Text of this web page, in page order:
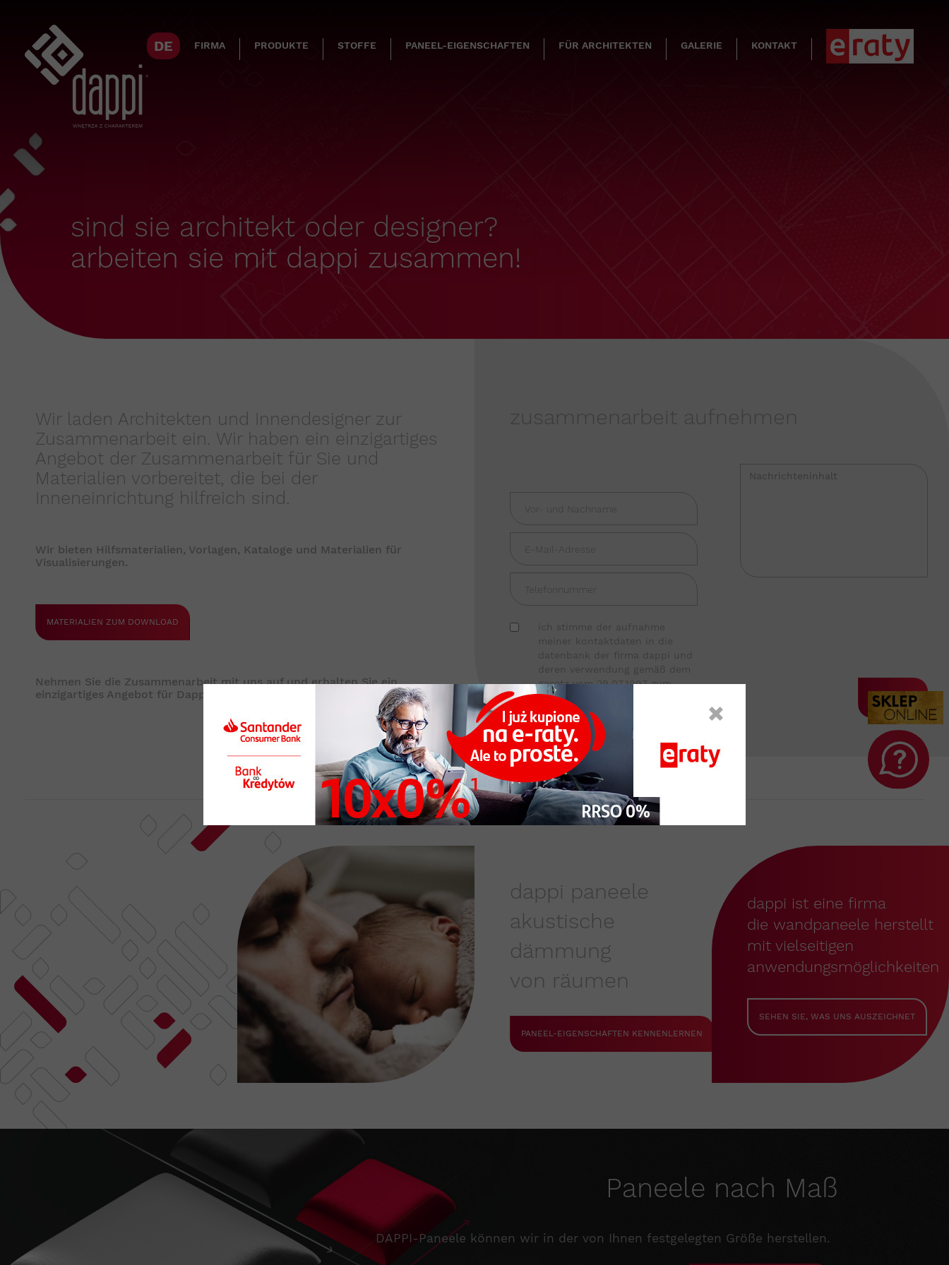
DE FIRMA PRODUKTE STOFFE PANEEL-EIGENSCHAFTEN FÜR ARCHITEKTEN GALERIE KONTAKT
sind sie architekt oder designer?
arbeiten sie mit dappi zusammen!
Wir laden Architekten und Innendesigner zur
Zusammenarbeit ein. Wir haben ein einzigartiges
Angebot der Zusammenarbeit für Sie und
Materialien vorbereitet, die bei der
Inneneinrichtung hilfreich sind.
Wir bieten Hilfsmaterialien, Vorlagen, Kataloge und Materialien für
Visualisierungen.
MATERIALIEN ZUM DOWNLOAD
Nehmen Sie die Zusammenarbeit mit uns auf und erhalten Sie ein
einzigartiges Angebot für Dappi-Wandpaneele.
zusammenarbeit aufnehmen
ich stimme der aufnahme
meiner kontaktdaten in die
datenbank der firma dappi und
deren verwendung gemäß dem
gesetz vom 29.07.1997 zum
schutz personenbezogener
daten zu - gbl. nr. 133 pos. 833.
diese daten werden verwendet,
um kunden zu speichern und zu
kontaktieren.
SENDEN
dappi paneele
akustische
dämmung
von räumen
PANEEL-EIGENSCHAFTEN KENNENLERNEN
dappi ist eine firma
die wandpaneele herstellt
mit vielseitigen
anwendungsmöglichkeiten
SEHEN SIE, WAS UNS AUSZEICHNET
Paneele nach Maß
DAPPI-Paneele können wir in der von Ihnen festgelegten Größe herstellen.